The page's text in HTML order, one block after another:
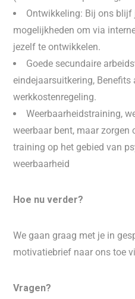
Ontwikkeling: Bij ons blijf
mogelijkheden om via
jezelf te ontwikkelen.
Goede secundaire
eindejaarsuitkering, Benefits
werkkostenregeling.
Weerbaarheidstraining,
weerbaar bent, maar zorgen
training op het gebied van
weerbaarheid
Hoe nu verder?
We gaan graag met je in
motivatiebrief naar ons toe
Vragen?